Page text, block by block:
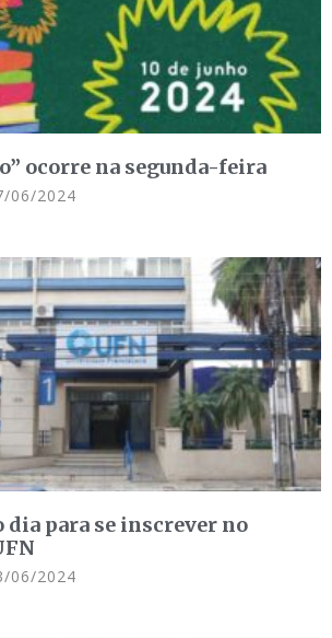
ocorre na segunda-feira
06/2024
dia para se inscrever no
06/2024